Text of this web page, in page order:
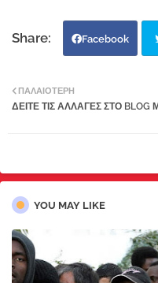
Facebook
ΠΑΛΑΙΌΤΕΡΗ
ΔΕΙΤΕ ΤΙΣ ΑΛΛΑΓΕΣ ΣΤΟ BLOG
YOU MAY LIKE